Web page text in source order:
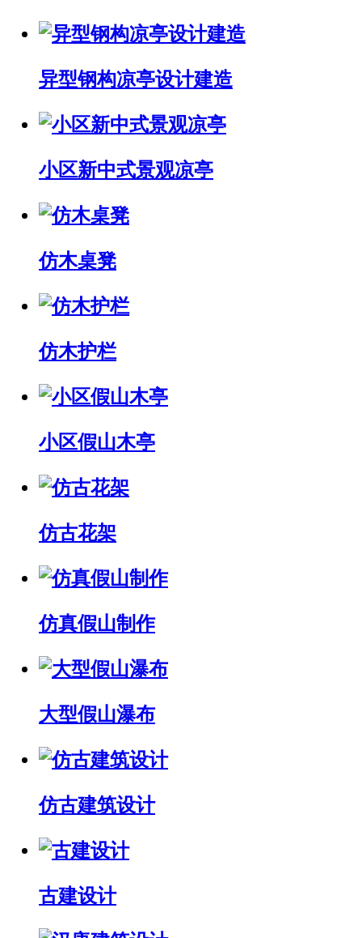
异型钢构凉亭设计建造
小区新中式景观凉亭
仿木桌凳
仿木护栏
小区假山木亭
仿古花架
仿真假山制作
大型假山瀑布
仿古建筑设计
古建设计